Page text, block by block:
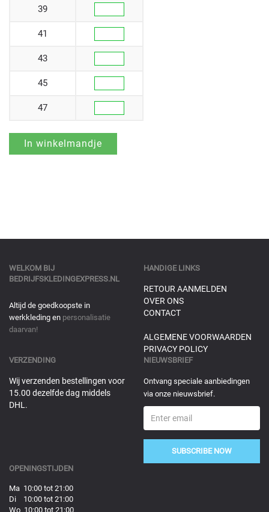
39
41
43
45
47
WELKOM BIJ
BEDRIJFSKLEDINGEXPRESS.NL
Altijd de goedkoopste in
werkkleding en personalisatie
daarvan!
HANDIGE LINKS
RETOUR AANMELDEN
OVER ONS
CONTACT
ALGEMENE VOORWAARDEN
PRIVACY POLICY
VERZENDING
Wij verzenden bestellingen voor
15.00 dezelfde dag middels
DHL.
NIEUWSBRIEF
Ontvang speciale aanbiedingen
via onze nieuwsbrief.
SUBSCRIBE NOW
OPENINGSTIJDEN
Ma 10:00 tot 21:00
Di 10:00 tot 21:00
Wo 10:00 tot 21:00